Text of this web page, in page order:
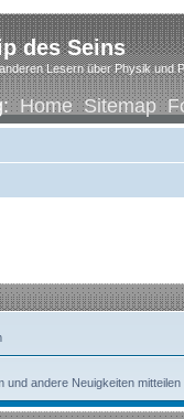
des Seins
Lesern über Physik und
Home Sitemap
und andere Neuigkeiten mitteilen